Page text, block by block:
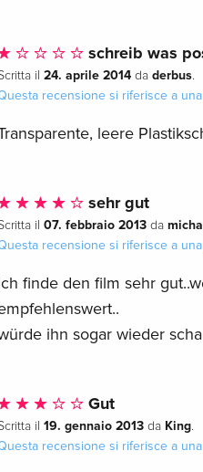
schreib was
il 24. aprile 2014da derbus.
recensione si riferisce a una
leere
sehr gut
il 07. febbraio 2013da
recensione si riferisce a una
finde den film sehr
ihn sogar wieder
Gut
il 19. gennaio 2013da King.
recensione si riferisce a una